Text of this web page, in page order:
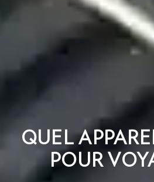
QUEL
POUR